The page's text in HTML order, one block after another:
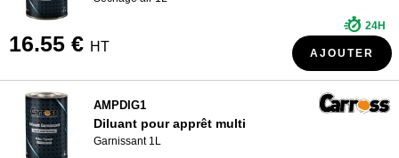
16.55 € HT
24H
AJOUTER
AMPDIG1
Diluant pour apprêt multi
Garnissant 1L